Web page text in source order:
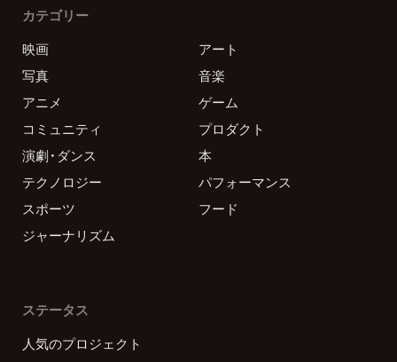
カテゴリー
映画
アート
写真
音楽
アニメ
ゲーム
コミュニティ
プロダクト
演劇・ダンス
本
テクノロジー
パフォーマンス
スポーツ
フード
ジャーナリズム
ステータス
人気のプロジェクト